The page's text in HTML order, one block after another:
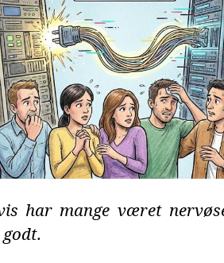
har mange været